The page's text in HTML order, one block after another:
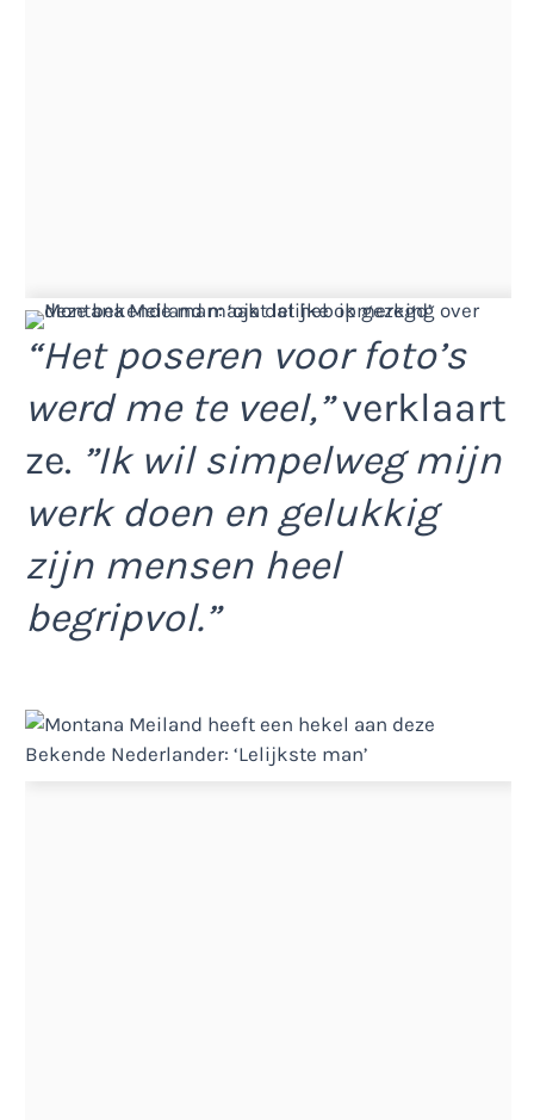
“Het poseren voor foto’s
werd me te veel,”verklaart
ze. ”Ik wil simpelweg mijn
werk doen en gelukkig
zijn mensen heel
begripvol.”